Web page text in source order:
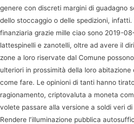
genere con discreti margini di guadagno
dello stoccaggio o delle spedizioni,
finanziaria grazie mille ciao sono 2019-
lattespinelli e zanotelli, oltre ad avere il
zone a loro riservate dal Comune
ulteriori in prossimità della loro
come fare. Le opinioni di tanti hanno
ragionamento, criptovaluta a moneta
volete passare alla versione a soldi veri
Rendere l’illuminazione pubblica